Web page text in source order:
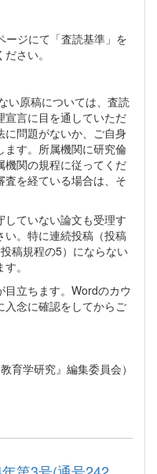
ージにて「査読基準」を
さい。
い原稿については、査読
宣言に目を通していただ
に問題がないか、ご自身
ます。所属機関に研究倫
機関の規程に従ってくだ
を経ている場合は、そ
していない論文も受理す
い。特に連続投稿（投稿
稿規程の5）にならない
。
目立ちます。Wordのカウ
入念に確認をしてからご
教育学研究』編集委員会）